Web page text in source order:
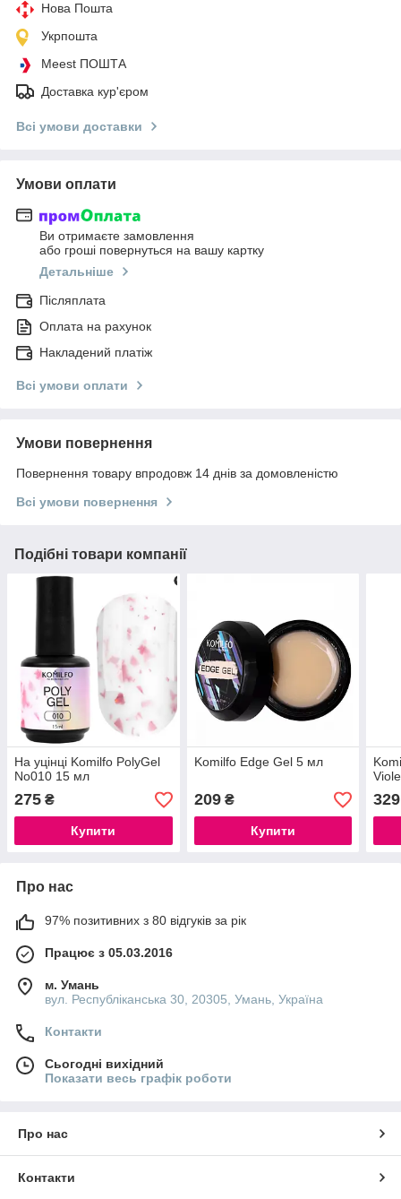
Нова Пошта
Укрпошта
Meest ПОШТА
Доставка кур'єром
Всі умови доставки
Умови оплати
Ви отримаєте замовлення
або гроші повернуться на вашу картку
Детальніше
Післяплата
Оплата на рахунок
Накладений платіж
Всі умови оплати
Умови повернення
Повернення товару впродовж 14 днів за домовленістю
Всі умови повернення
Подібні товари компанії
На уцінці Komilfo PolyGel
No010 15 мл
275 ₴
Купити
Komilfo Edge Gel 5 мл
209₴
Купити
329
Про нас
97% позитивних з 80 відгуків за рік
Працює з 05.03.2016
м. Умань
вул. Республіканська 30, 20305, Умань, Україна
Контакти
Сьогодні вихідний
Показати весь графік роботи
Про нас
Контакти